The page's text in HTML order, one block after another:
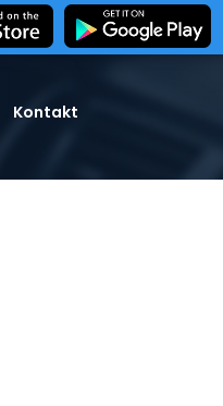
Kontakt